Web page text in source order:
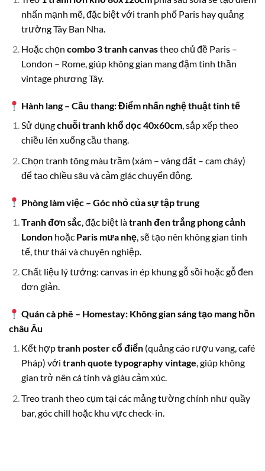
nhấn mạnh mẽ, đặc biệt với tranh phố Paris hay quảng
trường Tây Ban Nha.
Hoặc chọn combo 3 tranh canvastheo chủ đề Paris –
London – Rome, giúp không gian mang đậm tinh thần
vintage phương Tây.
Hành lang – Cầu thang: Điểm nhấn nghệ thuật tinh tế
Sử dụngchuỗi tranh khổ dọc 40x60cm, sắp xếp theo
chiều lên xuống cầu thang.
Chọn tranh tông màu trầm (xám – vàng đất – cam cháy)
để tạo chiều sâu và cảm giác chuyển động.
Phòng làm việc – Góc nhỏ của sự tập trung
Tranh đơn sắc, đặc biệt làtranh đen trắng phong cảnh
Londonhoặc Paris mưa nhẹ, sẽ tạo nên không gian tinh
tế, thư thái và chuyên nghiệp.
Chất liệu lý tưởng: canvas in ép khung gỗ sồi hoặc gỗ đen
đơn giản.
Quán cà phê – Homestay: Không gian sáng tạo mang hồn
châu Âu
Kết hợptranh poster cổ điển(quảng cáo rượu vang, café
Pháp) với tranh quote typography vintage, giúp không
gian trở nên cá tính và giàu cảm xúc.
Treo tranh theo cụm tại các mảng tường chính như quầy
bar, góc chill hoặc khu vực check-in.